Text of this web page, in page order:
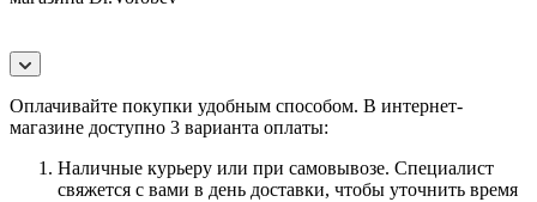
Оплачивайте покупки удобным способом. В интернет-
магазине доступно 3 варианта оплаты:
Наличные курьеру или при самовывозе. Специалист
свяжется с вами в день доставки, чтобы уточнить время